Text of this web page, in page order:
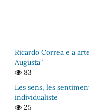
Ricardo Correa e a
Augusta”
83
Les sens, les
individualiste
25